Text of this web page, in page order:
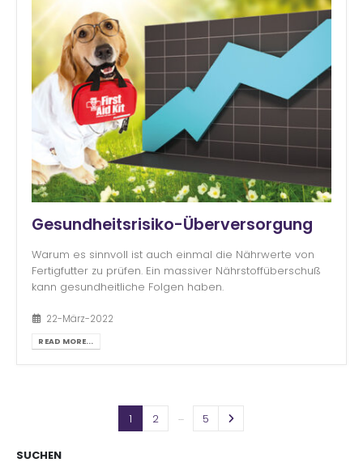
Gesundheitsrisiko-Überversorgung
Warum es sinnvoll ist auch einmal die Nährwerte von
Fertigfutter zu prüfen. Ein massiver Nährstoffüberschuß
kann gesundheitliche Folgen haben.
22-März-2022
READ MORE...
1 2 … 5
SUCHEN